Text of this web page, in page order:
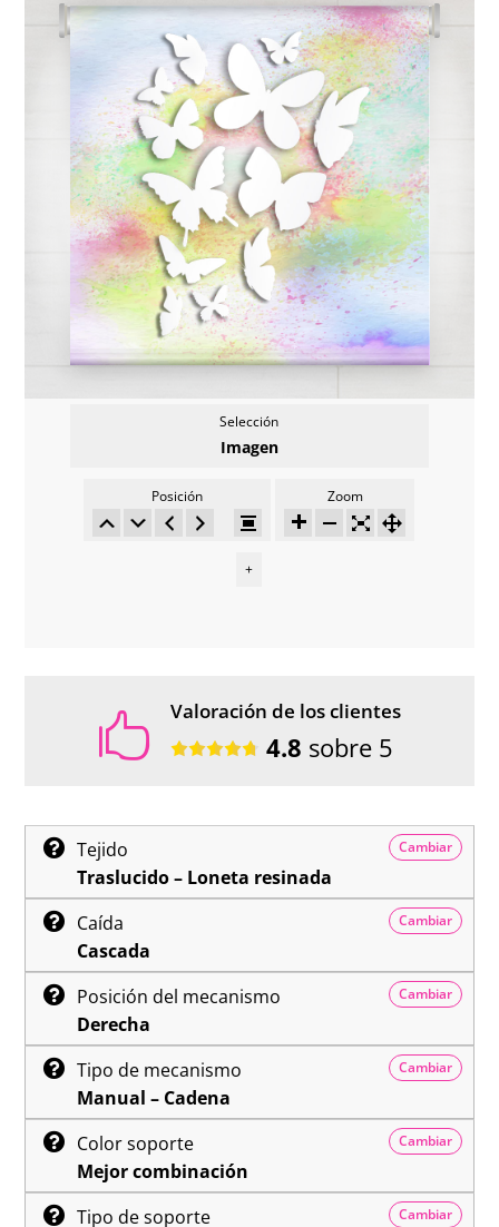
Selección
Imagen
Posición Zoom
+
 Valoración de los clientes
4.8 sobre 5
Cambiar
Tejido
Traslucido – Loneta resinada
Cambiar
Caída
Cascada
Cambiar
Posición del mecanismo
Derecha
Cambiar
Tipo de mecanismo
Manual – Cadena
Cambiar
Color soporte
Mejor combinación
Cambiar
Tipo de soporte